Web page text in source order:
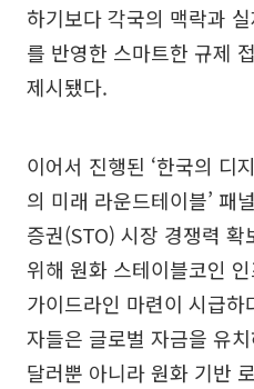
하기보다 각국의 맥락과
를 반영한 스마트한 규제
제시됐다.
이어서 진행된 ‘한국의 디
의 미래 라운드테이블’ 패
증권(STO) 시장 경쟁력
위해 원화 스테이블코인
가이드라인 마련이 시급
자들은 글로벌 자금을 유
달러뿐 아니라 원화 기반